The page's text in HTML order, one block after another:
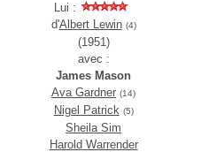
Lui :
d'Albert Lewin (4)
(1951)
avec :
James Mason
Ava Gardner (14)
Nigel Patrick (5)
Sheila Sim
Harold Warrender